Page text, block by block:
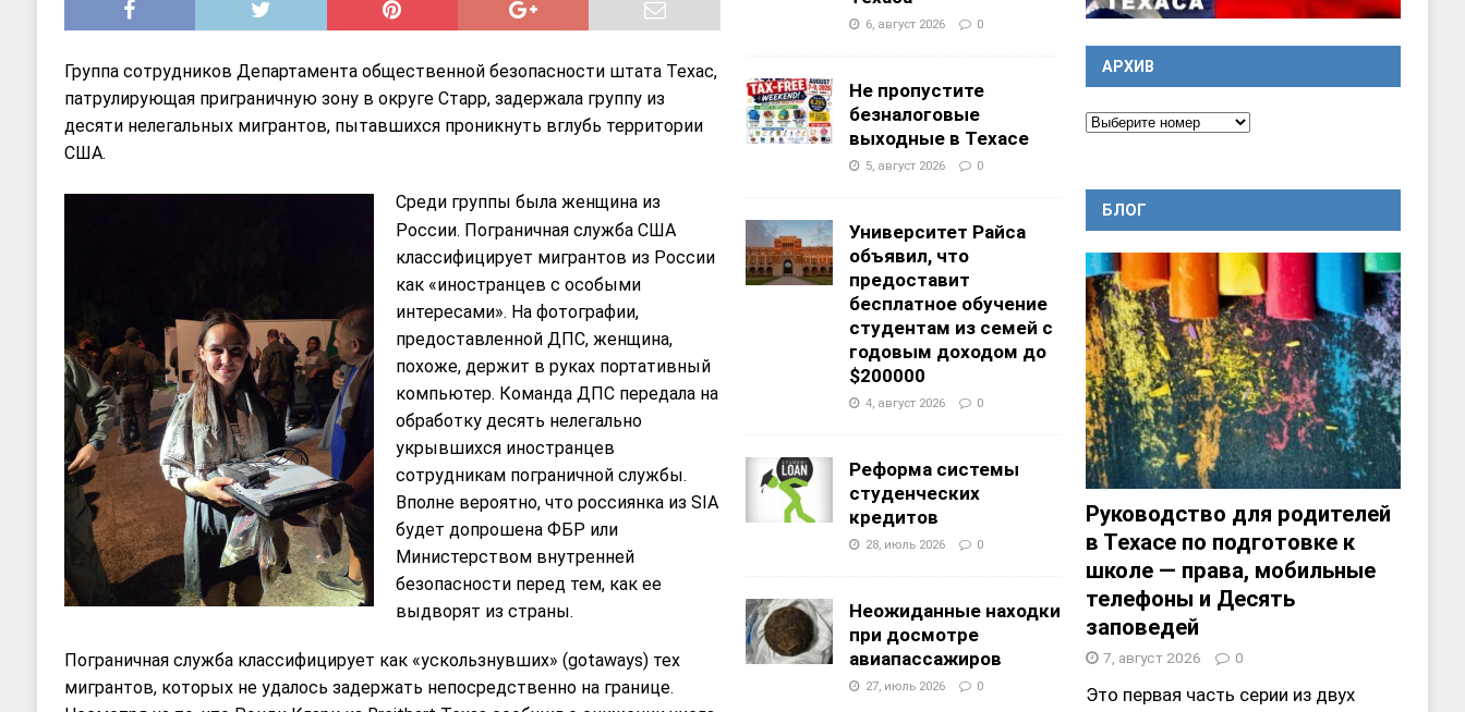
Группа сотрудников Департамента общественной безопасности штата Техас,
патрулирующая приграничную зону в округе Старр, задержала группу из
десяти нелегальных мигрантов, пытавшихся проникнуть вглубь территории
США.
Среди группы была женщина из
России. Пограничная служба США
классифицирует мигрантов из России
как «иностранцев с особыми
интересами». На фотографии,
предоставленной ДПС, женщина,
похоже, держит в руках портативный
компьютер. Команда ДПС передала на
обработку десять нелегально
укрывшихся иностранцев
сотрудникам пограничной службы.
Вполне вероятно, что россиянка из SIA
будет допрошена ФБР или
Министерством внутренней
безопасности перед тем, как ее
выдворят из страны.
Пограничная служба классифицирует как «ускользнувших» (gotaways) тех
мигрантов, которых не удалось задержать непосредственно на границе.
6, август 2026 0
Не пропустите
безналоговые
выходные в Техасе
5, август 2026 0
Университет Райса
объявил, что
предоставит
бесплатное обучение
студентам из семей с
годовым доходом до
$200000
4, август 2026 0
Реформа системы
студенческих
кредитов
28, июль 2026 0
Неожиданные находки
при досмотре
авиапассажиров
27, июль 2026 0
АРХИВ
БЛОГ
Руководство для родителей
в Техасе по подготовке к
школе — права, мобильные
телефоны и Десять
заповедей
7, август 2026 0
Это первая часть серии из двух